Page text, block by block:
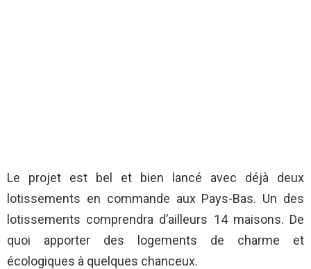
Le projet est bel et bien lancé avec déjà deux
lotissements en commande aux Pays-Bas. Un des
lotissements comprendra d’ailleurs 14 maisons. De
quoi apporter des logements de charme et
écologiques à quelques chanceux.